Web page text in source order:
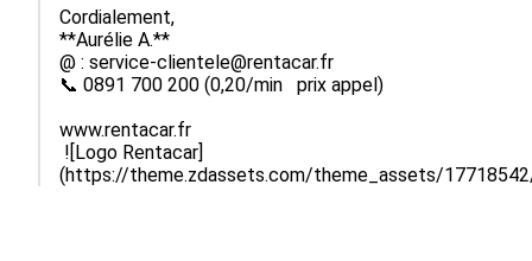
Cordialement,
**Aurélie A.**
@ : service-clientele@rentacar.fr
📞 0891 700 200 (0,20/min   prix appel)
www.rentacar.fr
(https://theme.zdassets.com/theme_assets/